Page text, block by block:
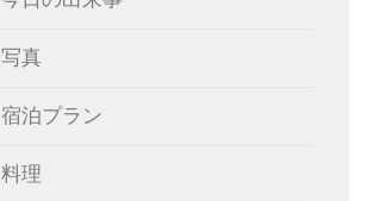
写真
宿泊プラン
料理